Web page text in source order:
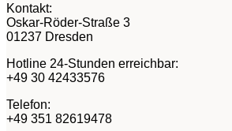
Kontakt:
Oskar-Röder-Straße 3
01237 Dresden
Hotline 24-Stunden erreichbar:
+49 30 42433576
Telefon:
+49 351 82619478